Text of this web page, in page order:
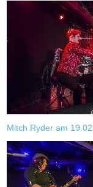
Mitch Ryder am